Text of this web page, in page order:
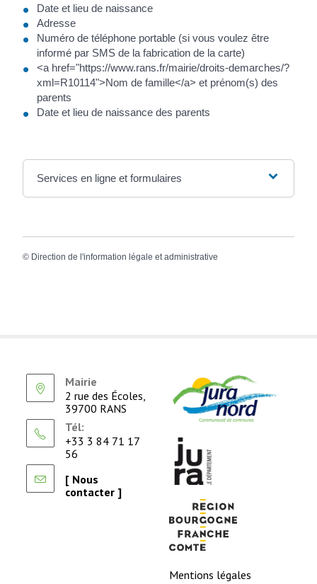
Date et lieu de naissance
Adresse
Numéro de téléphone portable (si vous voulez être
informé par SMS de la fabrication de la carte)
<a href="https://www.rans.fr/mairie/droits-demarches/?
xml=R10114">Nom de famille</a> et prénom(s) des
parents
Date et lieu de naissance des parents
Services en ligne et formulaires
© Direction de l'information légale et administrative
Mairie
2 rue des Écoles,
39700 RANS
Tél:
+33 3 84 71 17
56
[ Nous
contacter ]
Mentions légales